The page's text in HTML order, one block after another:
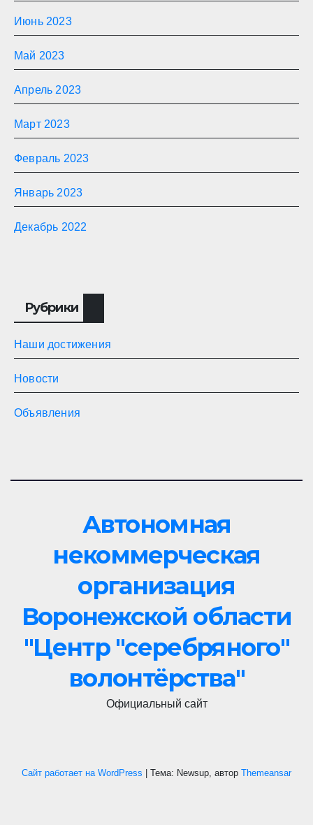
Июнь 2023
Май 2023
Апрель 2023
Март 2023
Февраль 2023
Январь 2023
Декабрь 2022
Рубрики
Наши достижения
Новости
Объявления
Автономная
некоммерческая
организация
Воронежской области
"Центр "cеребряного"
волонтёрства"
Официальный сайт
Сайт работает на WordPress Тема: Newsup, автор Themeansar